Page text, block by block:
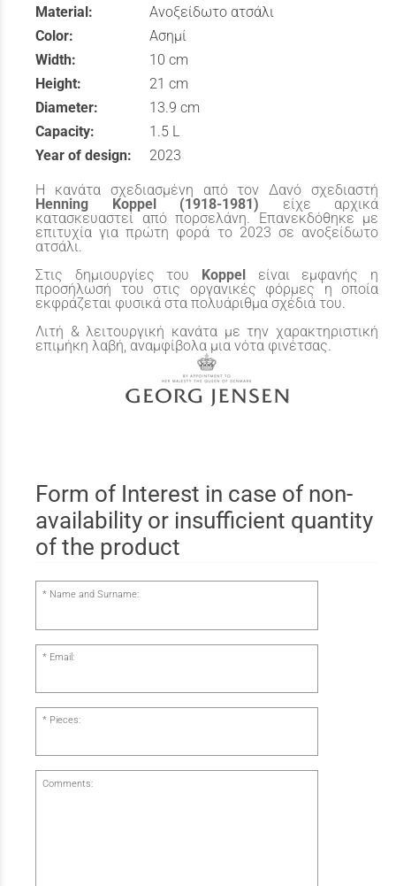
Material:
Ανοξείδωτο ατσάλι
Color:
Ασημί
Width:
10 cm
Height:
21 cm
Diameter:
13.9 cm
Capacity:
1.5 L
Year of design:
2023
H κανάτα σχεδιασμένη από τον Δανό σχεδιαστή
Henning Koppel
(1918-1981) είχε αρχικά
κατασκευαστεί από πορσελάνη. Επανεκδόθηκε με
επιτυχία για πρώτη φορά το 2023 σε ανοξείδωτο
ατσάλι.
Στις δημιουργίες του Koppel είναι εμφανής η
προσήλωσή του στις οργανικές φόρμες η οποία
εκφράζεται φυσικά στα πολυάριθμα σχέδιά του.
Λιτή & λειτουργική κανάτα με την χαρακτηριστική
επιμήκη λαβή, αναμφίβολα μια νότα φινέτσας.
Form of Interest in case of non-
availability or insufficient quantity
of the product
Name and Surname:
Email:
Pieces:
Comments: